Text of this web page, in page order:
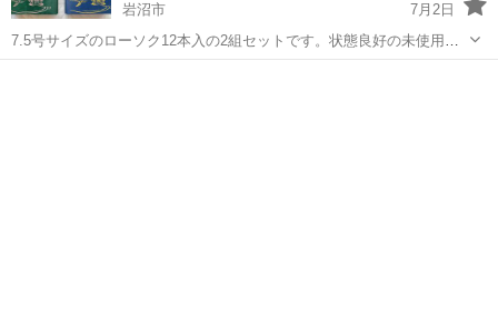
岩沼市
7月2日
7.5号サイズのローソク12本入の2組セットです。状態良好の未使用品
です。お得です。